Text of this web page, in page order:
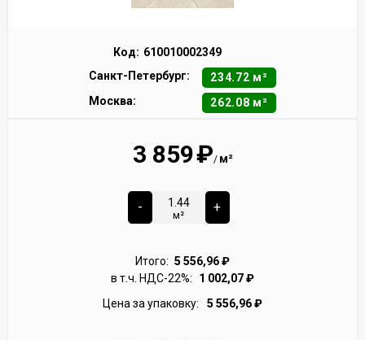
Код: 610010002349
Санкт-Петербург:
234.72 м²
Москва:
262.08 м²
3 859₽/ м²
-
м²
+
Итого: 5 556,96₽
в т.ч. НДС-22%:
1 002,07₽
Цена за упаковку:
5 556,96₽